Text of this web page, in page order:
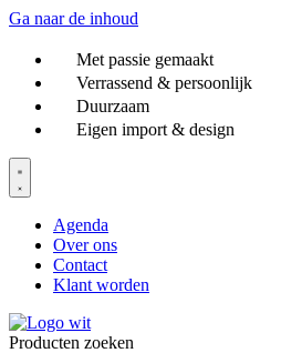
Ga naar de inhoud
Met passie gemaakt
Verrassend & persoonlijk
Duurzaam
Eigen import & design
Agenda
Over ons
Contact
Klant worden
Producten zoeken